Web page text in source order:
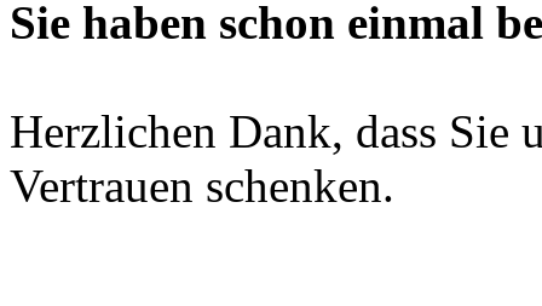
Sie haben schon einmal
Herzlichen Dank, dass Sie
Vertrauen schenken.